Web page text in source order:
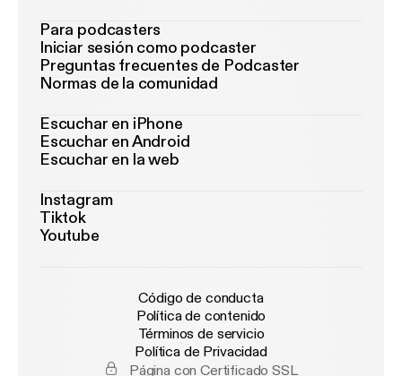
Para podcasters
Iniciar sesión como podcaster
Preguntas frecuentes de Podcaster
Normas de la comunidad
Escuchar en iPhone
Escuchar en Android
Escuchar en la web
Instagram
Tiktok
Youtube
Código de conducta
Política de contenido
Términos de servicio
Política de Privacidad
Página con Certificado SSL